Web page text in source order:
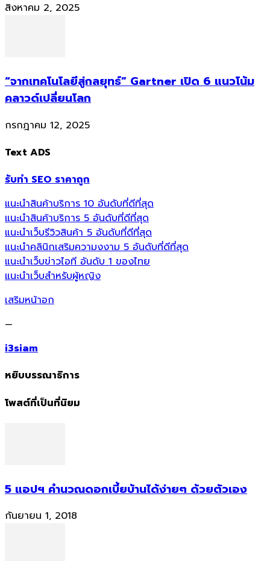
สิงหาคม 2, 2025
“จากเทคโนโลยีสู่กลยุทธ์” Gartner เปิด 6 แนวโน้ม
คลาวด์เปลี่ยนโลก
กรกฎาคม 12, 2025
Text ADS
รับทำ SEO ราคาถูก
แนะนำสินค้าบริการ 10 อันดับที่ดีที่สุด
แนะนำสินค้าบริการ 5 อันดับที่ดีที่สุด
แนะนำเว็บรีวิวสินค้า 5 อันดับที่ดีที่สุด
แนะนำคลินิกเสริมความงงาม 5 อันดับที่ดีที่สุด
แนะนำเว็บข่าวไอที อันดับ 1 ของไทย
แนะนำเว็บสำหรับผู้หญิง
เสริมหน้าอก
—
i3siam
หยิบบรรณาธิการ
โพสต์ที่เป็นที่นิยม
5 แอปฯ คำนวณดอกเบี้ยบ้านได้ง่ายๆ ด้วยตัวเอง
กันยายน 1, 2018